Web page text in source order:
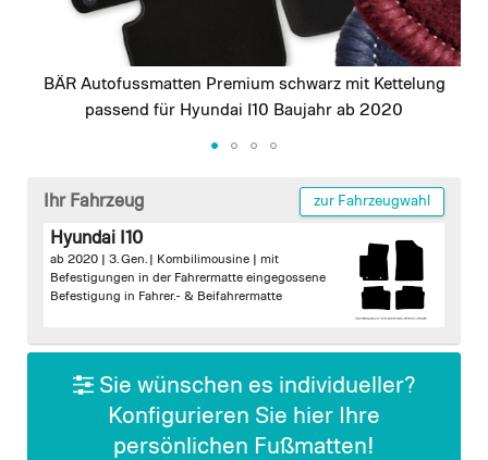
BÄR Autofussmatten Premium schwarz mit Kettelung
passend für Hyundai I10 Baujahr ab 2020
beginning
gallery
Ihr Fahrzeug zur Fahrzeugwahl
Hyundai I10
ab 2020 | 3. Gen. | Kombilimousine | mit
Befestigungen in der Fahrermatte eingegossene
Befestigung in Fahrer.- & Beifahrermatte
Sie wünschen es individueller?
Konfigurieren Sie hier Ihre
persönlichen Fußmatten!